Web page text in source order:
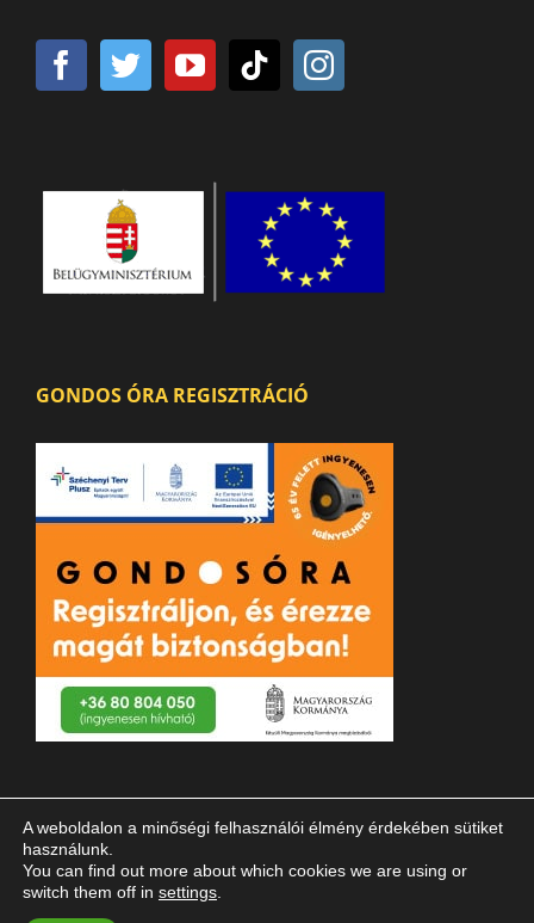
GONDOS ÓRA REGISZTRÁCIÓ
© 2023 Magyar Vakok és Gyengénlátók Országos Szövetsége
A weboldalon a minőségi felhasználói élmény érdekében sütiket
használunk.
You can find out more about which cookies we are using or
switch them off in settings